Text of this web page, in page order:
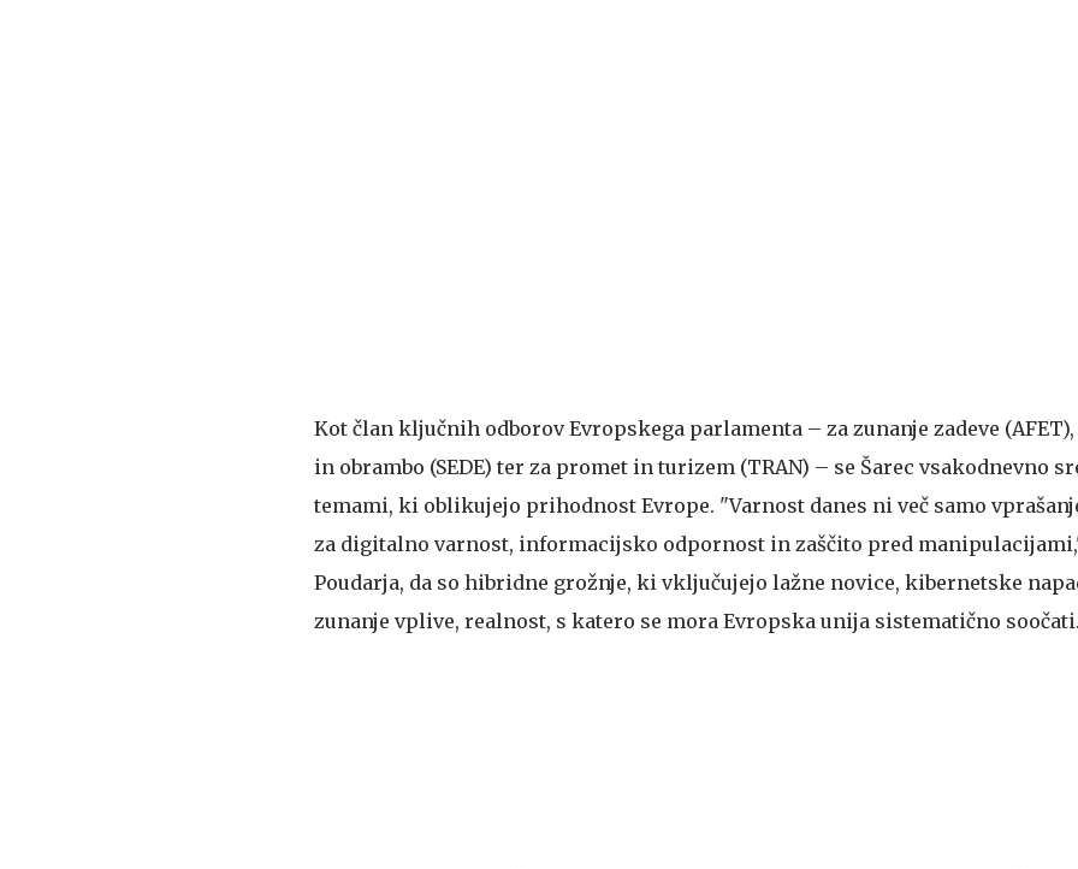
Kot član ključnih odborov Evropskega parlamenta – za zunanje zadeve
in obrambo (SEDE) ter za promet in turizem (TRAN) – se Šarec vsakodnevno
temami, ki oblikujejo prihodnost Evrope. "Varnost danes ni več samo
za digitalno varnost, informacijsko odpornost in zaščito pred
Poudarja, da so hibridne grožnje, ki vključujejo lažne novice, kibernetske
zunanje vplive, realnost, s katero se mora Evropska unija sistematično soočati.